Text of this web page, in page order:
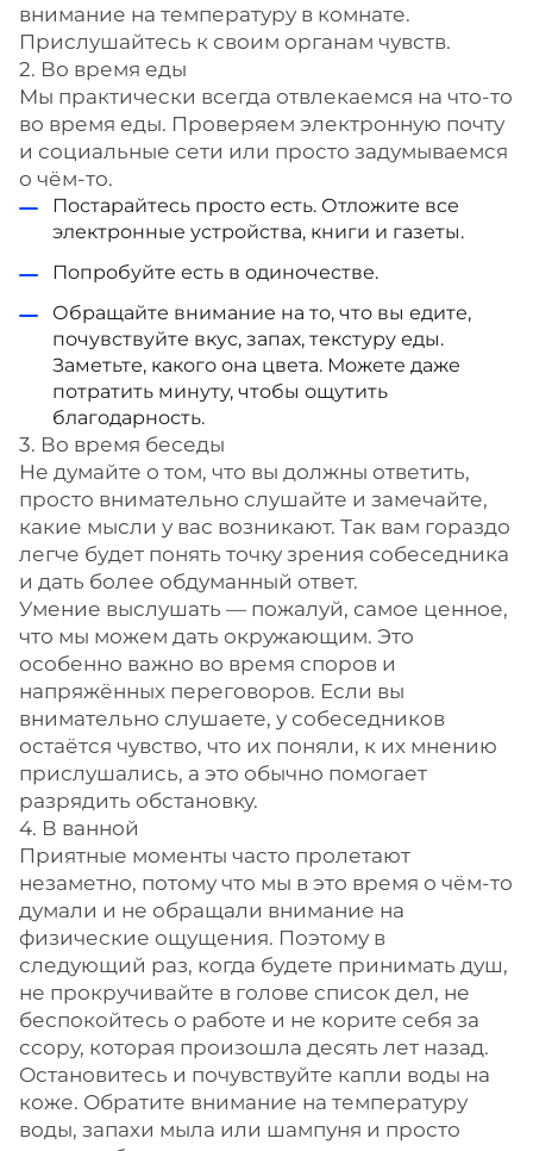
внимание на температуру в комнате.
Прислушайтесь к своим органам чувств.
2. Во время еды
Мы практически всегда отвлекаемся на что-то
во время еды. Проверяем электронную почту
и социальные сети или просто задумываемся
о чём-то.
Постарайтесь просто есть. Отложите все
электронные устройства, книги и газеты.
Попробуйте есть в одиночестве.
Обращайте внимание на то, что вы едите,
почувствуйте вкус, запах, текстуру еды.
Заметьте, какого она цвета. Можете даже
потратить минуту, чтобы ощутить
благодарность.
3. Во время беседы
Не думайте о том, что вы должны ответить,
просто внимательно слушайте и замечайте,
какие мысли у вас возникают. Так вам гораздо
легче будет понять точку зрения собеседника
и дать более обдуманный ответ.
Умение выслушать — пожалуй, самое ценное,
что мы можем дать окружающим. Это
особенно важно во время споров и
напряжённых переговоров. Если вы
внимательно слушаете, у собеседников
остаётся чувство, что их поняли, к их мнению
прислушались, а это обычно помогает
разрядить обстановку.
4. В ванной
Приятные моменты часто пролетают
незаметно, потому что мы в это время о чём-то
думали и не обращали внимание на
физические ощущения. Поэтому в
следующий раз, когда будете принимать душ,
не прокручивайте в голове список дел, не
беспокойтесь о работе и не корите себя за
ссору, которая произошла десять лет назад.
Остановитесь и почувствуйте капли воды на
коже. Обратите внимание на температуру
воды, запахи мыла или шампуня и просто